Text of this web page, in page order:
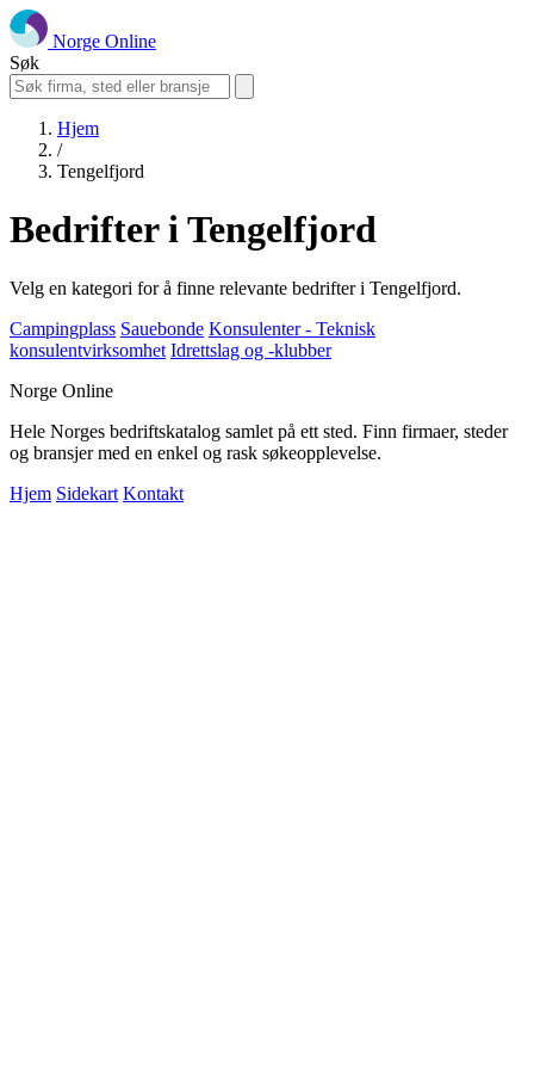
Norge Online
Søk
Hjem
/
Tengelfjord
Bedrifter i Tengelfjord
Velg en kategori for å finne relevante bedrifter i Tengelfjord.
Campingplass Sauebonde Konsulenter - Teknisk
konsulentvirksomhet Idrettslag og -klubber
Norge Online
Hele Norges bedriftskatalog samlet på ett sted. Finn firmaer, steder
og bransjer med en enkel og rask søkeopplevelse.
Hjem Sidekart Kontakt